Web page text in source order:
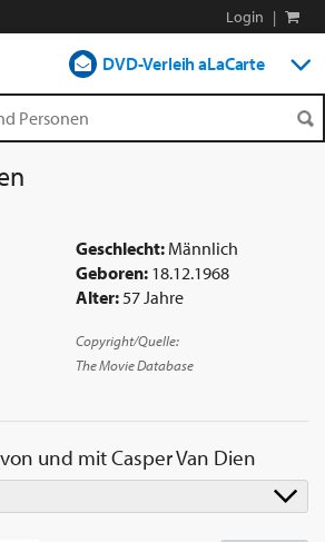
Login |
DVD-Verleih aLaCarte
Geschlecht: Männlich
Geboren: 18.12.1968
Alter:57 Jahre
Copyright/Quelle:
The Movie Database
und mitCasper Van Dien